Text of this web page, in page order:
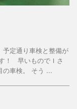
予定通り車検と整備が
！ 早いものでＩさ
の車検。 そう ...